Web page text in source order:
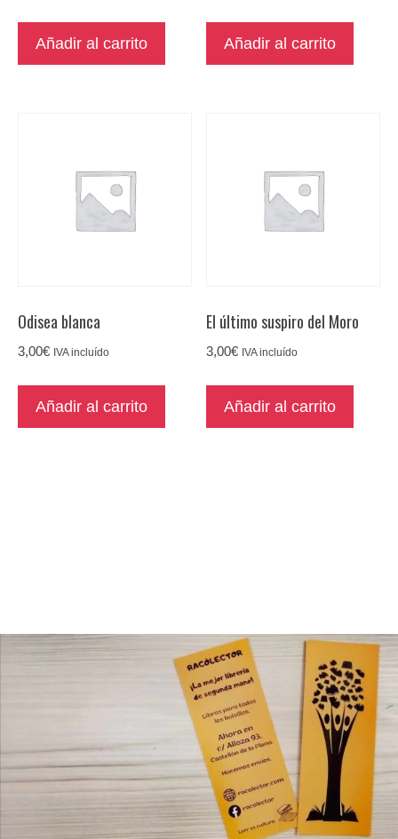
Añadir al carrito Añadir al carrito
Odisea blanca
3,00€ IVA incluído
Añadir al carrito
El último suspiro del Moro
3,00€ IVA incluído
Añadir al carrito